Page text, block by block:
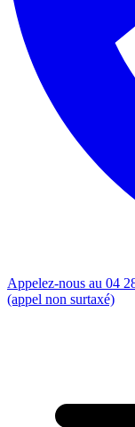
Appelez-nous au 04
(appel non surtaxé)